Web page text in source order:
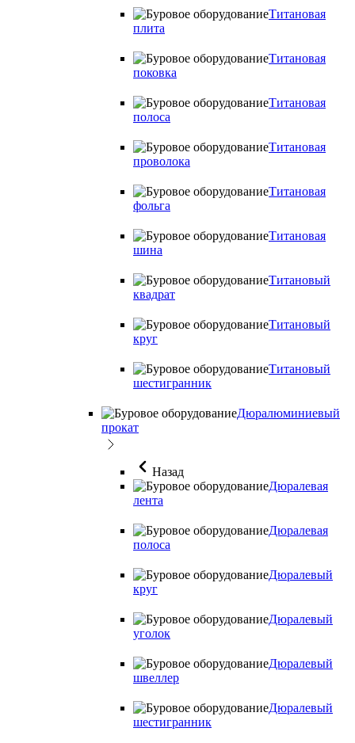
Титановая
плита
Титановая
поковка
Титановая
полоса
Титановая
проволока
Титановая
фольга
Титановая
шина
Титановый
квадрат
Титановый
круг
Титановый
шестигранник
Дюралюминиевый
прокат
Назад
Дюралевая
лента
Дюралевая
полоса
Дюралевый
круг
Дюралевый
уголок
Дюралевый
швеллер
Дюралевый
шестигранник